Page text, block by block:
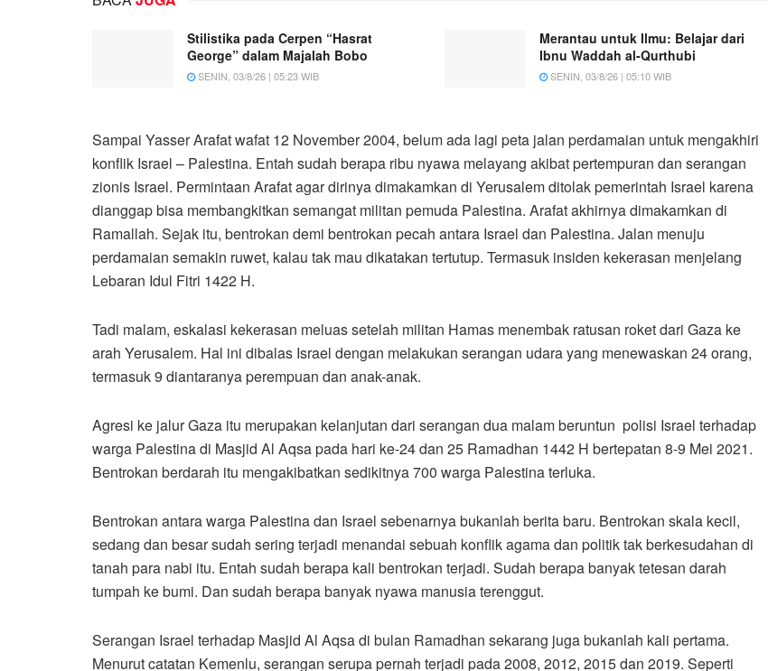
Stilistika pada Cerpen “Hasrat
George” dalam Majalah Bobo
SENIN, 03/8/26 | 05:23 WIB
Merantau untuk Ilmu: Belajar dari
Ibnu Waddah al-Qurthubi
SENIN, 03/8/26 | 05:10 WIB
Sampai Yasser Arafat wafat 12 November 2004, belum ada lagi peta jalan perdamaian untuk mengakhiri
konflik Israel – Palestina. Entah sudah berapa ribu nyawa melayang akibat pertempuran dan serangan
zionis Israel. Permintaan Arafat agar dirinya dimakamkan di Yerusalem ditolak pemerintah Israel karena
dianggap bisa membangkitkan semangat militan pemuda Palestina. Arafat akhirnya dimakamkan di
Ramallah. Sejak itu, bentrokan demi bentrokan pecah antara Israel dan Palestina. Jalan menuju
perdamaian semakin ruwet, kalau tak mau dikatakan tertutup. Termasuk insiden kekerasan menjelang
Lebaran Idul Fitri 1422 H.
Tadi malam, eskalasi kekerasan meluas setelah militan Hamas menembak ratusan roket dari Gaza ke
arah Yerusalem. Hal ini dibalas Israel dengan melakukan serangan udara yang menewaskan 24 orang,
termasuk 9 diantaranya perempuan dan anak-anak.
Agresi ke jalur Gaza itu merupakan kelanjutan dari serangan dua malam beruntun polisi Israel terhadap
warga Palestina di Masjid Al Aqsa pada hari ke-24 dan 25 Ramadhan 1442 H bertepatan 8-9 Mei 2021.
Bentrokan berdarah itu mengakibatkan sedikitnya 700 warga Palestina terluka.
Bentrokan antara warga Palestina dan Israel sebenarnya bukanlah berita baru. Bentrokan skala kecil,
sedang dan besar sudah sering terjadi menandai sebuah konflik agama dan politik tak berkesudahan di
tanah para nabi itu. Entah sudah berapa kali bentrokan terjadi. Sudah berapa banyak tetesan darah
tumpah ke bumi. Dan sudah berapa banyak nyawa manusia terenggut.
Serangan Israel terhadap Masjid Al Aqsa di bulan Ramadhan sekarang juga bukanlah kali pertama.
Menurut catatan Kemenlu, serangan serupa pernah terjadi pada 2008, 2012, 2015 dan 2019. Seperti